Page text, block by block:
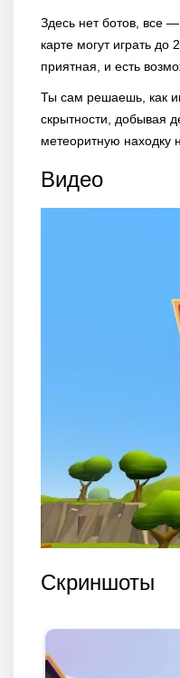
Здесь нет ботов, все
карте могут играть
приятная, и есть
Ты сам решаешь, как
скрытности, добывая
метеоритную находку
Видео
Скриншоты